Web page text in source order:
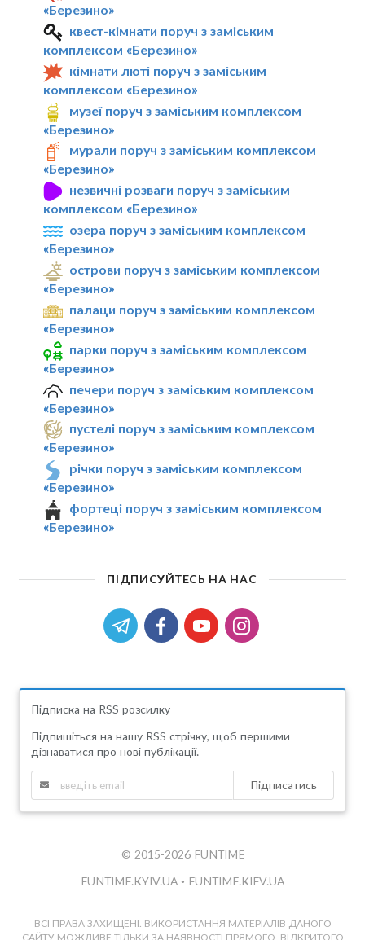
«Березино»
квест-кімнати поруч з заміським
комплексом «Березино»
кімнати люті поруч з заміським
комплексом «Березино»
музеї поруч з заміським комплексом
«Березино»
мурали поруч з заміським комплексом
«Березино»
незвичні розваги поруч з заміським
комплексом «Березино»
озера поруч з заміським комплексом
«Березино»
острови поруч з заміським комплексом
«Березино»
палаци поруч з заміським комплексом
«Березино»
парки поруч з заміським комплексом
«Березино»
печери поруч з заміським комплексом
«Березино»
пустелі поруч з заміським комплексом
«Березино»
річки поруч з заміським комплексом
«Березино»
фортеці поруч з заміським комплексом
«Березино»
ПІДПИСУЙТЕСЬ НА НАС
Підписка на RSS розсилку
Підпишіться на нашу RSS стрічку, щоб першими
дізнаватися про нові публікації.
Підписатись
© 2015-2026 FUNTIME
FUNTIME.KYIV.UA • FUNTIME.KIEV.UA
ВСІ ПРАВА ЗАХИЩЕНІ. ВИКОРИСТАННЯ МАТЕРІАЛІВ ДАНОГО
САЙТУ МОЖЛИВЕ ТІЛЬКИ ЗА НАЯВНОСТІ ПРЯМОГО, ВІДКРИТОГО